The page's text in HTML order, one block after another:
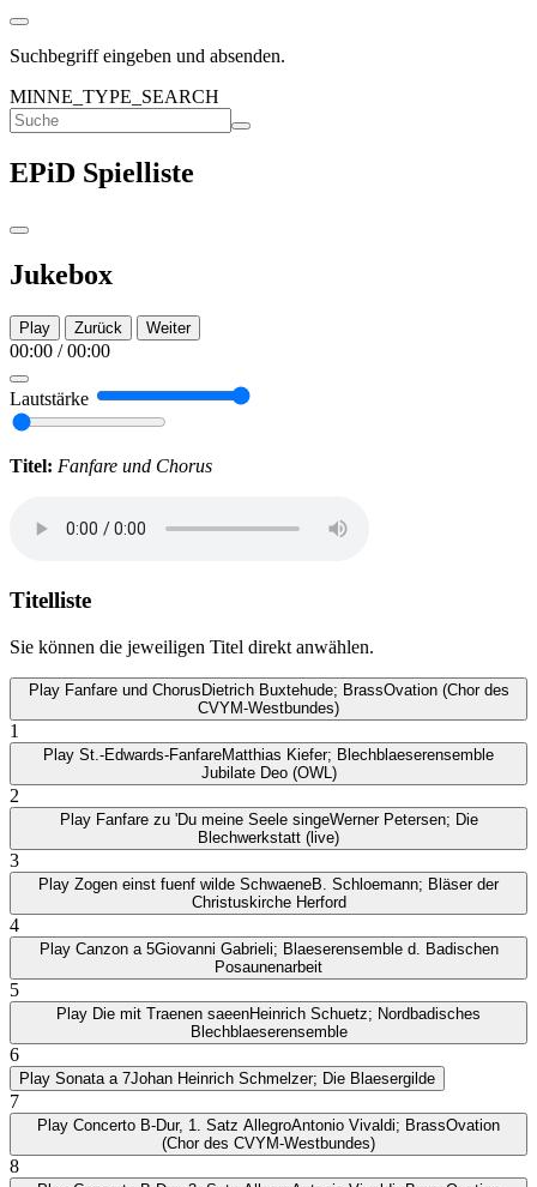
Suchbegriff eingeben und absenden.
MINNE_TYPE_SEARCH
EPiD Spielliste
Jukebox
Play Zurück Weiter
00:00 /00:00
Lautstärke
Titel: Fanfare und Chorus
Titelliste
Sie können die jeweiligen Titel direkt anwählen.
Play Fanfare und Chorus Dietrich Buxtehude; BrassOvation (Chor des
CVYM-Westbundes)
1
Play St.-Edwards-FanfareMatthias Kiefer; Blechblaeserensemble
Jubilate Deo (OWL)
2
Play Fanfare zu 'Du meine Seele singeWerner Petersen; Die
Blechwerkstatt (live)
3
Play Zogen einst fuenf wilde SchwaeneB. Schloemann; Bläser der
Christuskirche Herford
4
Play Canzon a 5Giovanni Gabrieli; Blaeserensemble d. Badischen
Posaunenarbeit
5
Play Die mit Traenen saeenHeinrich Schuetz; Nordbadisches
Blechblaeserensemble
6
Play Sonata a 7Johan Heinrich Schmelzer; Die Blaesergilde
7
Play Concerto B-Dur, 1. Satz AllegroAntonio Vivaldi; BrassOvation
(Chor des CVYM-Westbundes)
8